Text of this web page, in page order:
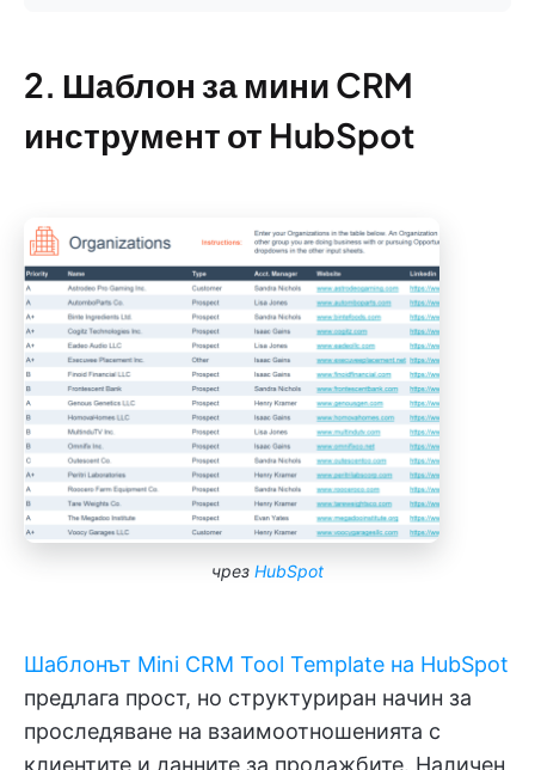
2. Шаблон за мини CRM
инструмент от HubSpot
чрез HubSpot
Шаблонът Mini CRM Tool Template на HubSpot
предлага прост, но структуриран начин за
проследяване на взаимоотношенията с